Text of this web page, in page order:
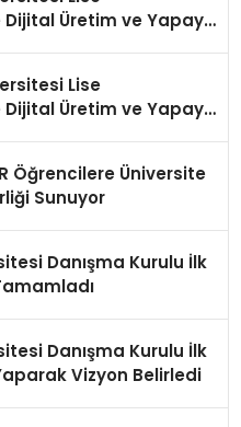
Üretim ve Yapay
Lise
Üretim ve Yapay
Öğrencilere Üniversite
Sunuyor
Danışma Kurulu İlk
Danışma Kurulu İlk
Vizyon Belirledi